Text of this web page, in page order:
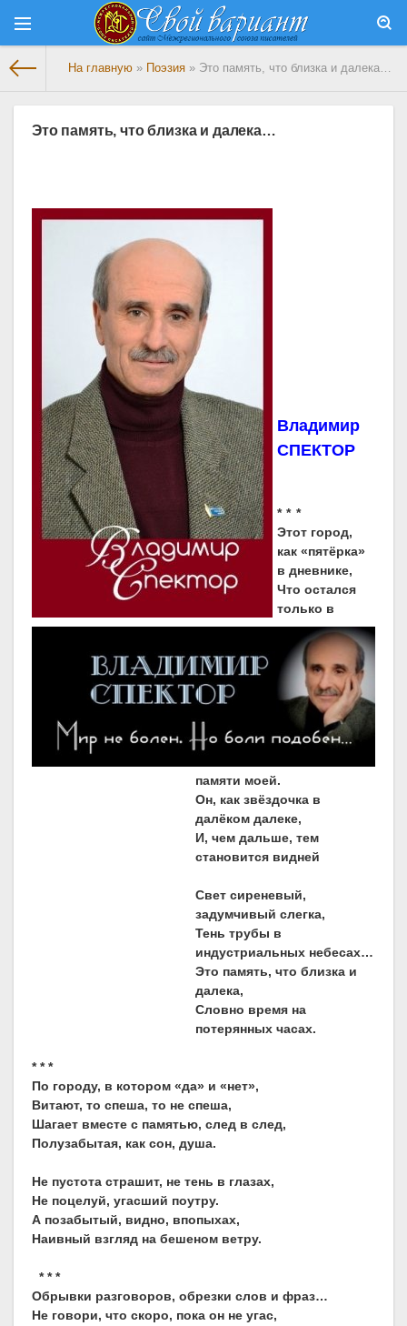
На главную » Поэзия » Это память, что близка и далека…
Это память, что близка и далека…
Владимир
СПЕКТОР
* * *
Этот город,
как «пятёрка»
в дневнике,
Что остался
только в
памяти моей.
Он, как звёздочка в
далёком далеке,
И, чем дальше, тем
становится видней
Свет сиреневый,
задумчивый слегка,
Тень трубы в
индустриальных небесах…
Это память, что близка и
далека,
Словно время на
потерянных часах.
* * *
По городу, в котором «да» и «нет»,
Витают, то спеша, то не спеша,
Шагает вместе с памятью, след в след,
Полузабытая, как сон, душа.
Не пустота страшит, не тень в глазах,
Не поцелуй, угасший поутру.
А позабытый, видно, впопыхах,
Наивный взгляд на бешеном ветру.
* * *
Обрывки разговоров, обрезки слов и фраз…
Не говори, что скоро, пока он не угас,